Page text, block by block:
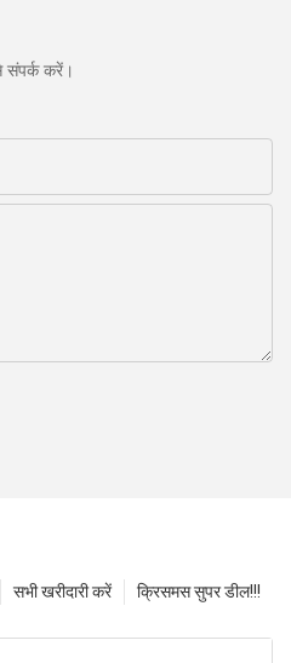
संपर्क करें।
क्रिसमस सुपर डील!!!
सभी खरीदारी करें